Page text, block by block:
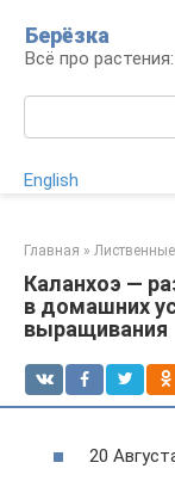
контенту
Берёзка
Всё про
English
Главная » Лиственные
Каланхоэ —
в домашних
выращивания
20